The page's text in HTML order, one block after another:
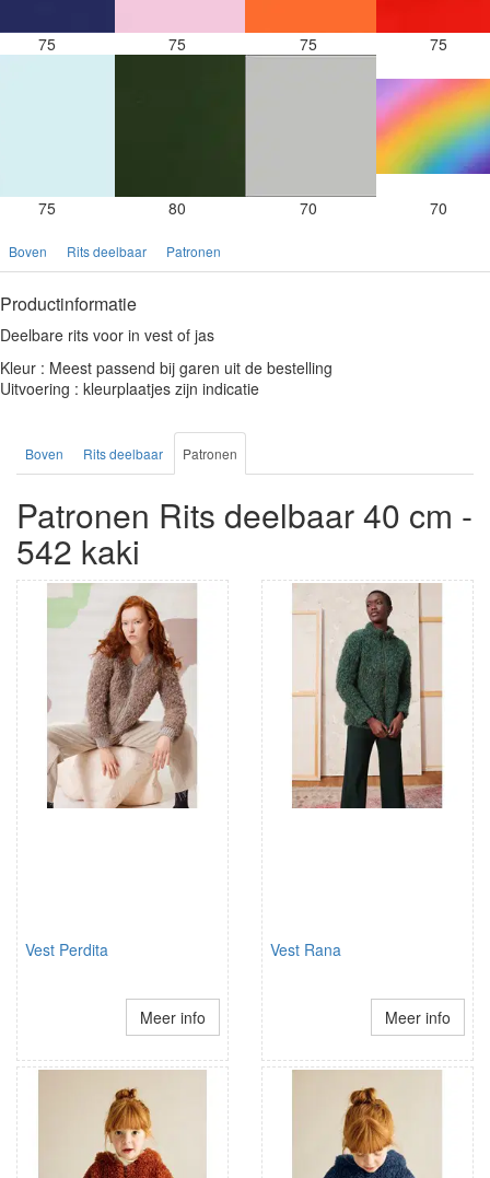
75 75 75 75
75 80 70 70
Boven Rits deelbaar Patronen
Productinformatie
Deelbare rits voor in vest of jas
Kleur : Meest passend bij garen uit de bestelling
Uitvoering : kleurplaatjes zijn indicatie
Boven Rits deelbaar Patronen
Patronen Rits deelbaar 40 cm -
542 kaki
Vest Perdita
Meer info
Vest Rana
Meer info